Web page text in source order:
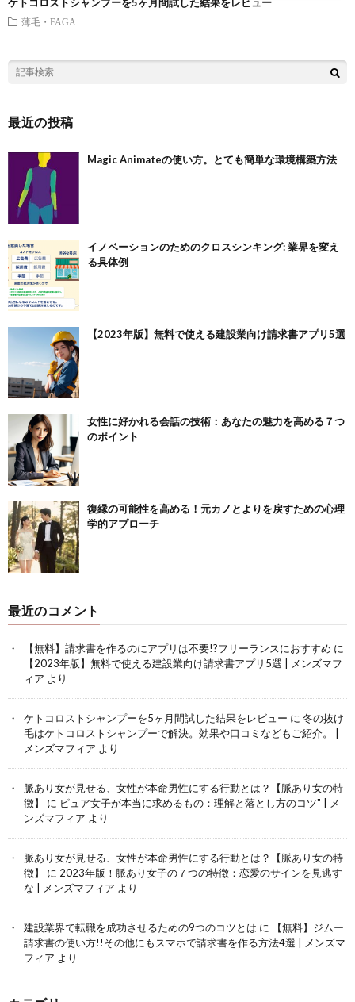
薄毛・FAGA
最近の投稿
Magic Animateの使い方。とても簡単な環境構築方法
イノベーションのためのクロスシンキング: 業界を変え
る具体例
【2023年版】無料で使える建設業向け請求書アプリ5選
女性に好かれる会話の技術：あなたの魅力を高める７つ
のポイント
復縁の可能性を高める！元カノとよりを戻すための心理
学的アプローチ
最近のコメント
【無料】請求書を作るのにアプリは不要!?フリーランスにおすすめ に
【2023年版】無料で使える建設業向け請求書アプリ5選 | メンズマフ
ィア より
ケトコロストシャンプーを5ヶ月間試した結果をレビュー に 冬の抜け
毛はケトコロストシャンプーで解決。効果や口コミなどもご紹介。 |
メンズマフィア より
脈あり女が見せる、女性が本命男性にする行動とは？【脈あり女の特
徴】
に ピュア女子が本当に求めるもの：理解と落とし方のコツ" | メ
ンズマフィア より
脈あり女が見せる、女性が本命男性にする行動とは？【脈あり女の特
徴】
に 2023年版！脈あり女子の７つの特徴：恋愛のサインを見逃す
な | メンズマフィア より
建設業界で転職を成功させるための9つのコツとは に
【無料】ジムー
請求書の使い方!!その他にもスマホで請求書を作る方法4選 | メンズマ
フィア より